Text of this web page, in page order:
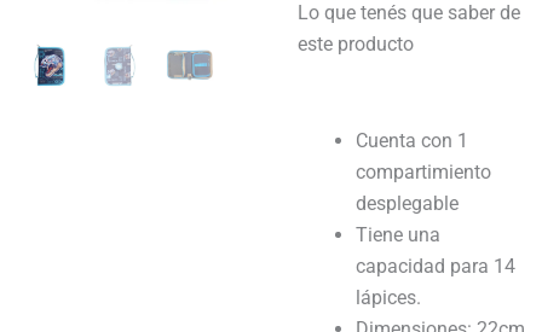
Lo que tenés que saber de
este producto
Cuenta con 1
compartimiento
desplegable
Tiene una
capacidad para 14
lápices.
Footy
cantidad